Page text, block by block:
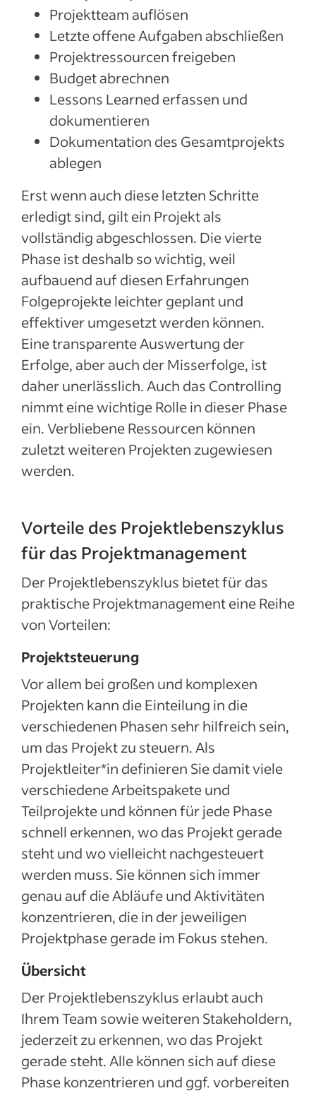
Projektteam auflösen
Letzte offene Aufgaben abschließen
Projektressourcen freigeben
Budget abrechnen
Lessons Learned erfassen und
dokumentieren
Dokumentation des Gesamtprojekts
ablegen
Erst wenn auch diese letzten Schritte
erledigt sind, gilt ein Projekt als
vollständig abgeschlossen. Die vierte
Phase ist deshalb so wichtig, weil
aufbauend auf diesen Erfahrungen
Folgeprojekte leichter geplant und
effektiver umgesetzt werden können.
Eine transparente Auswertung der
Erfolge, aber auch der Misserfolge, ist
daher unerlässlich. Auch das Controlling
nimmt eine wichtige Rolle in dieser Phase
ein. Verbliebene Ressourcen können
zuletzt weiteren Projekten zugewiesen
werden.
Vorteile des Projektlebenszyklus
für das Projektmanagement
Der Projektlebenszyklus bietet für das
praktische Projektmanagement eine Reihe
von Vorteilen:
Projektsteuerung
Vor allem bei großen und komplexen
Projekten kann die Einteilung in die
verschiedenen Phasen sehr hilfreich sein,
um das Projekt zu steuern. Als
Projektleiter*in definieren Sie damit viele
verschiedene Arbeitspakete und
Teilprojekte und können für jede Phase
schnell erkennen, wo das Projekt gerade
steht und wo vielleicht nachgesteuert
werden muss. Sie können sich immer
genau auf die Abläufe und Aktivitäten
konzentrieren, die in der jeweiligen
Projektphase gerade im Fokus stehen.
Übersicht
Der Projektlebenszyklus erlaubt auch
Ihrem Team sowie weiteren Stakeholdern,
jederzeit zu erkennen, wo das Projekt
gerade steht. Alle können sich auf diese
Phase konzentrieren und ggf. vorbereiten